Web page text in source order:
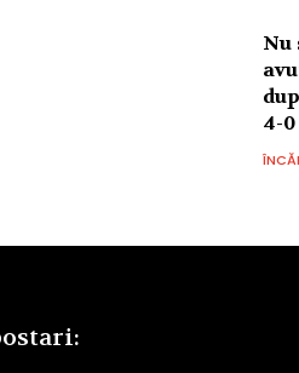
Nu
4-0